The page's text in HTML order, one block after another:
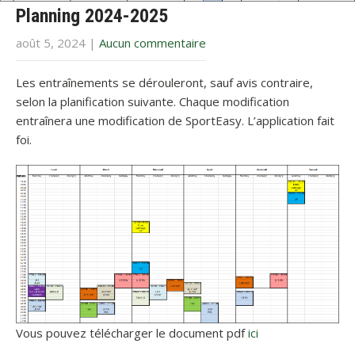
Planning 2024-2025
août 5, 2024 | Aucun commentaire
Les entraînements se dérouleront, sauf avis contraire,
selon la planification suivante. Chaque modification
entraînera une modification de SportEasy. L’application fait
foi.
Vous pouvez télécharger le document pdfici